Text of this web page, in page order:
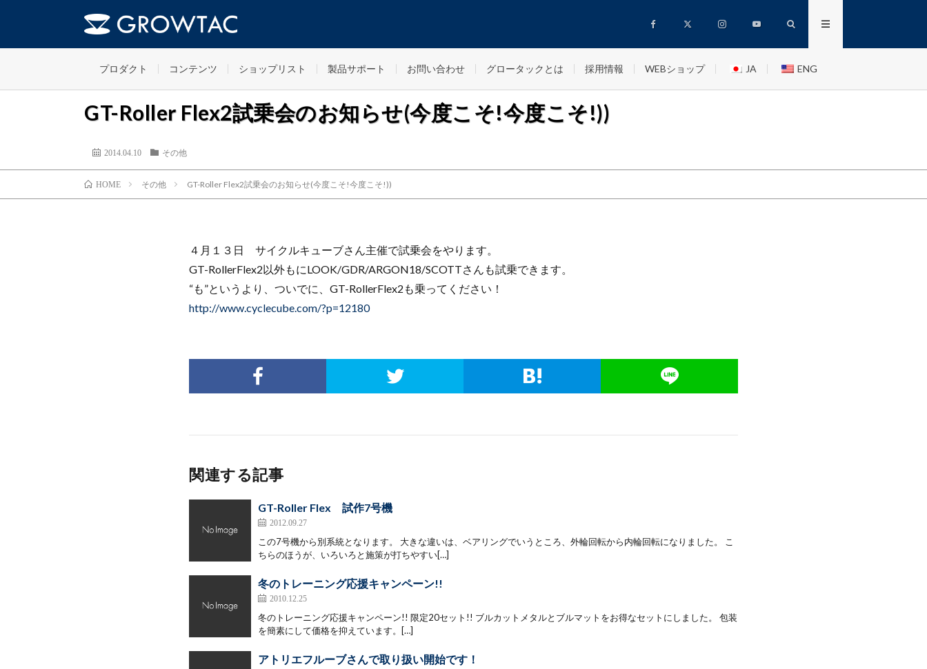
プロダクト コンテンツ ショップリスト 製品サポート お問い合わせ グロータックとは 採用情報 WEBショップ JA ENG
GT-Roller Flex2試乗会のお知らせ(今度こそ!今度こそ!))
2014.04.10 その他
HOME その他 GT-Roller Flex2試乗会のお知らせ(今度こそ!今度こそ!))
４月１３日 サイクルキューブさん主催で試乗会をやります。
GT-RollerFlex2以外もにLOOK/GDR/ARGON18/SCOTTさんも試乗できます。
“も”というより、ついでに、GT-RollerFlex2も乗ってください！
http://www.cyclecube.com/?p=12180
関連する記事
GT-Roller Flex 試作7号機
2012.09.27
この7号機から別系統となります。 大きな違いは、ベアリングでいうところ、外輪回転から内輪回転になりました。 こ
ちらのほうが、いろいろと施策が打ちやすい[…]
冬のトレーニング応援キャンペーン!!
2010.12.25
冬のトレーニング応援キャンペーン!! 限定20セット!! ブルカットメタルとブルマットをお得なセットにしました。 包装
を簡素にして価格を抑えています。[…]
アトリエフルーブさんで取り扱い開始です！